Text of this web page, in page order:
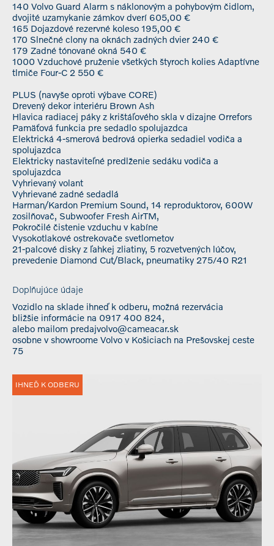
140 Volvo Guard Alarm s náklonovým a pohybovým čidlom,
dvojité uzamykanie zámkov dverí 605,00 €
165 Dojazdové rezervné koleso 195,00 €
170 Slnečné clony na oknách zadných dvier 240 €
179 Zadné tónované okná 540 €
1000 Vzduchové pruženie všetkých štyroch kolies Adaptívne
tlmiče Four-C 2 550 €
PLUS (navyše oproti výbave CORE)
Drevený dekor interiéru Brown Ash
Hlavica radiacej páky z krištáľového skla v dizajne Orrefors
Pamäťová funkcia pre sedadlo spolujazdca
Elektrická 4-smerová bedrová opierka sedadiel vodiča a
spolujazdca
Elektricky nastaviteľné predlženie sedáku vodiča a
spolujazdca
Vyhrievaný volant
Vyhrievané zadné sedadlá
Harman/Kardon Premium Sound, 14 reproduktorov, 600W
zosilňovač, Subwoofer Fresh AirTM,
Pokročilé čistenie vzduchu v kabíne
Vysokotlakové ostrekovače svetlometov
21-palcové disky z ľahkej zliatiny, 5 rozvetvených lúčov,
prevedenie Diamond Cut/Black, pneumatiky 275/40 R21
Doplňujúce údaje
Vozidlo na sklade ihneď k odberu, možná rezervácia
bližšie informácie na 0917 400 824,
alebo mailom predajvolvo@cameacar.sk
osobne v showroome Volvo v Košiciach na Prešovskej ceste
75
IHNEĎ K ODBERU